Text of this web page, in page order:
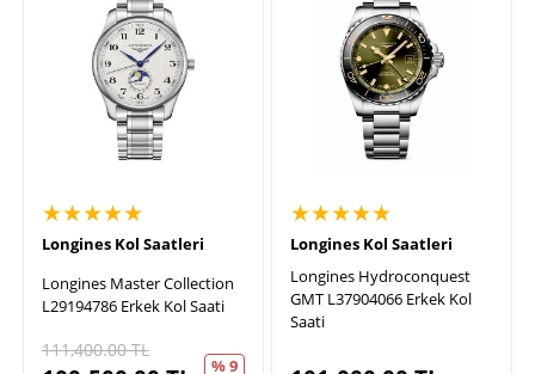
★★★★★
Longines Kol Saatleri
Longines Master Collection
L29194786 Erkek Kol Saati
111,400.00TL
% 9
★★★★★
Longines Kol Saatleri
Longines Hydroconquest
GMT L37904066 Erkek Kol
Saati